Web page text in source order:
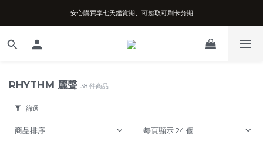
台南實體店面、兩年機芯保固、開立發票
RHYTHM 麗聲 38 件商品
篩選
商品排序 每頁顯示 24 個